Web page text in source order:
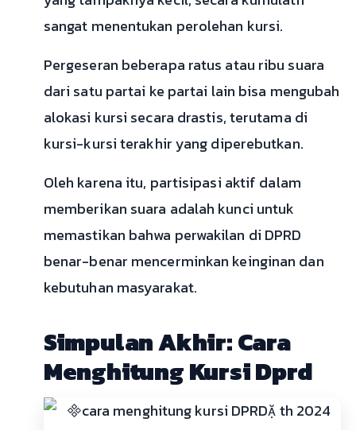
sangat menentukan perolehan kursi.
Pergeseran beberapa ratus atau ribu suara
dari satu partai ke partai lain bisa mengubah
alokasi kursi secara drastis, terutama di
kursi-kursi terakhir yang diperebutkan.
Oleh karena itu, partisipasi aktif dalam
memberikan suara adalah kunci untuk
memastikan bahwa perwakilan di DPRD
benar-benar mencerminkan keinginan dan
kebutuhan masyarakat.
Simpulan Akhir: Cara
Menghitung Kursi Dprd